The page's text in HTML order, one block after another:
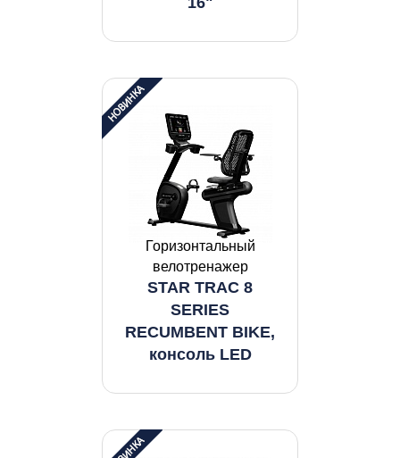
Горизонтальный
велотренажер
STAR TRAC 8
SERIES
RECUMBENT BIKE,
консоль LED